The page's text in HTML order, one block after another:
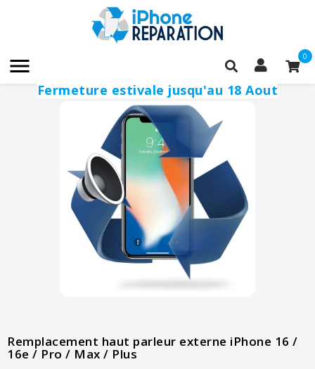
 0
Fermeture estivale jusqu'au 18 Aout
Remplacement haut parleur externe iPhone 16 /
16e / Pro / Max / Plus